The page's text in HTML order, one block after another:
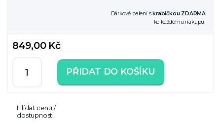
Dárkové balení s krabičkou ZDARMA
ke každému nákupu!
849,00 Kč
PŘIDAT DO KOŠÍKU
Hlídat cenu /
dostupnost